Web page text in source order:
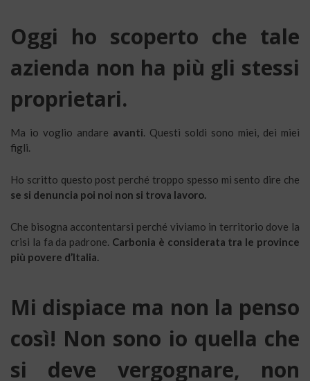
Oggi ho scoperto che tale
azienda non ha più gli stessi
proprietari.
Ma io voglio andare avanti. Questi soldi sono miei, dei miei
figli.
Ho scritto questo post perché troppo spesso mi sento dire che
se si denuncia poi noi non si trova lavoro.
Che bisogna accontentarsi perché viviamo in territorio dove la
crisi la fa da padrone. Carbonia è considerata tra le province
più povere d’Italia.
Mi dispiace ma non la penso
così! Non sono io quella che
si deve vergognare, non